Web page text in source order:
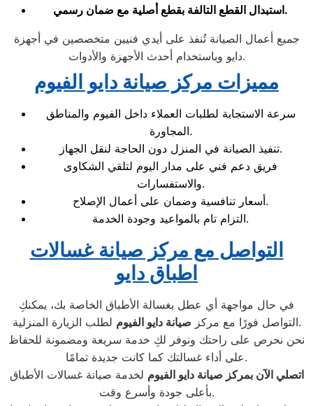
استبدال القطع التالفة بقطع أصلية مع ضمان رسمي.
جميع أعمال الصيانة تُنفذ على أيدي فنيين متخصصين في أجهزة
دايو وباستخدام أحدث الأجهزة والأدوات.
مميزات مركز صيانة دايو الفيوم
سرعة الاستجابة لطلبات العملاء داخل الفيوم والمناطق
المجاورة.
تنفيذ الصيانة في المنزل دون الحاجة لنقل الجهاز.
فريق دعم فني على مدار اليوم لتلقي الشكاوى
والاستفسارات.
أسعار تنافسية وضمان على أعمال الإصلاح.
التزام تام بالمواعيد وجودة الخدمة.
التواصل مع مركز صيانة غسالات
اطباق دايو
في حال مواجهة أي عطل بغسالة الأطباق الخاصة بك، يمكنكِ
التواصل فورًا مع مركز صيانة دايو الفيوم
لطلب الزيارة المنزلية.
نحن نحرص على راحتك ونوفر لكِ خدمة سريعة ومضمونة للحفاظ
على أداء غسالتك كما كانت جديدة تمامًا.
اتصلي الآن بمركز صيانة دايو الفيوم لخدمة صيانة غسالات الأطباق
بأعلى جودة وأسرع وقت.